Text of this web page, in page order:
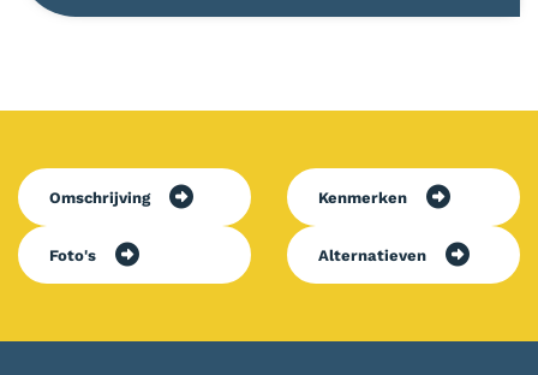
Omschrijving Kenmerken
Foto's Alternatieven